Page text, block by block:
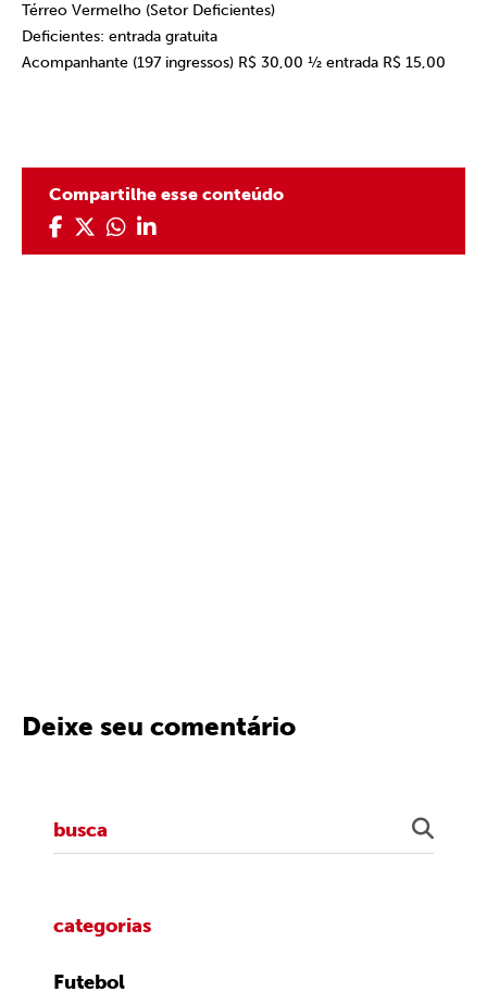
Térreo Vermelho (Setor Deficientes)
Deficientes: entrada gratuita
Acompanhante (197 ingressos) R$ 30,00 ½ entrada R$ 15,00
Compartilhe esse conteúdo
Deixe seu comentário
categorias
Futebol